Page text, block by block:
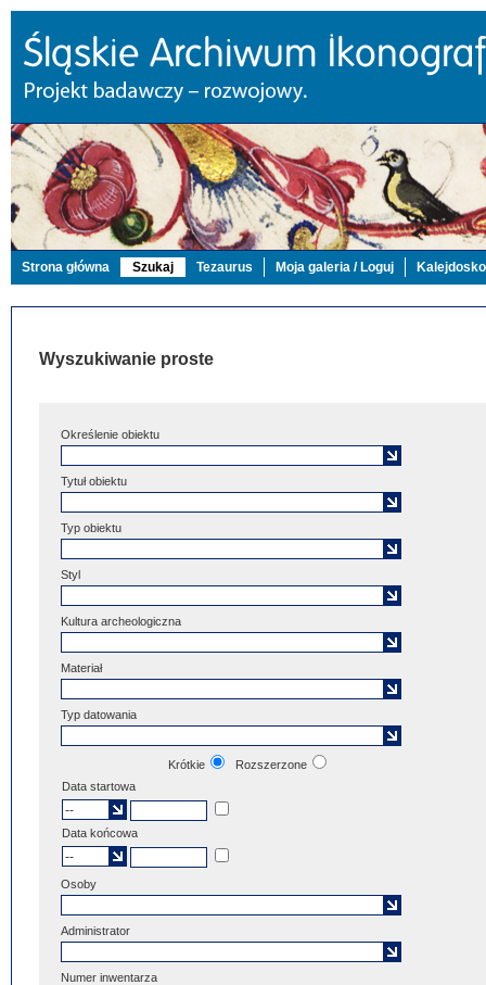
Strona główna Szukaj Tezaurus Moja galeria / Loguj
Wyszukiwanie proste
Określenie obiektu
Tytuł obiektu
Typ obiektu
Styl
Kultura archeologiczna
Materiał
Typ datowania
Krótkie
Rozszerzone
Data startowa
Data końcowa
Osoby
Administrator
Numer inwentarza